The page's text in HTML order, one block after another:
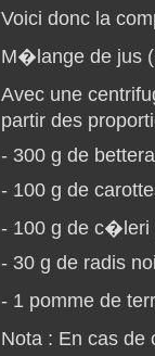
Voici donc la
M�lange de jus
Avec une
partir des
- 300 g de
- 100 g de
- 100 g de c�leri
- 30 g de radis
- 1 pomme de
Nota : En cas de